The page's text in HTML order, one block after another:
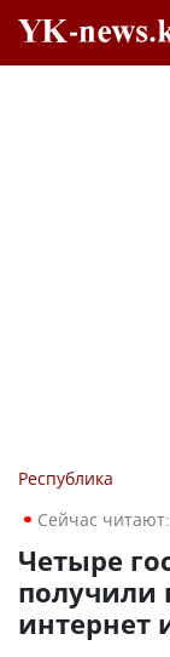
Республика
Сейчас читают:
Четыре
получили
интернет